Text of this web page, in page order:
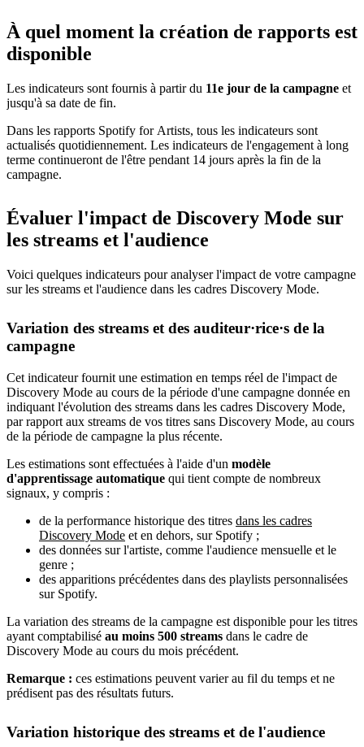
À quel moment la création de rapports est
disponible
Les indicateurs sont fournis à partir du 11e jour de la campagne et
jusqu'à sa date de fin.
Dans les rapports Spotify for Artists, tous les indicateurs sont
actualisés quotidiennement. Les indicateurs de l'engagement à long
terme continueront de l'être pendant 14 jours après la fin de la
campagne.
Évaluer l'impact de Discovery Mode sur
les streams et l'audience
Voici quelques indicateurs pour analyser l'impact de votre campagne
sur les streams et l'audience dans les cadres Discovery Mode.
Variation des streams et des auditeur·rice·s de la
campagne
Cet indicateur fournit une estimation en temps réel de l'impact de
Discovery Mode au cours de la période d'une campagne donnée en
indiquant l'évolution des streams dans les cadres Discovery Mode,
par rapport aux streams de vos titres sans Discovery Mode, au cours
de la période de campagne la plus récente.
Les estimations sont effectuées à l'aide d'un modèle
d'apprentissage automatique qui tient compte de nombreux
signaux, y compris :
de la performance historique des titres dans les cadres
Discovery Mode et en dehors, sur Spotify ;
des données sur l'artiste, comme l'audience mensuelle et le
genre ;
des apparitions précédentes dans des playlists personnalisées
sur Spotify.
La variation des streams de la campagne est disponible pour les titres
ayant comptabilisé au moins 500 streams dans le cadre de
Discovery Mode au cours du mois précédent.
Remarque : ces estimations peuvent varier au fil du temps et ne
prédisent pas des résultats futurs.
Variation historique des streams et de l'audience